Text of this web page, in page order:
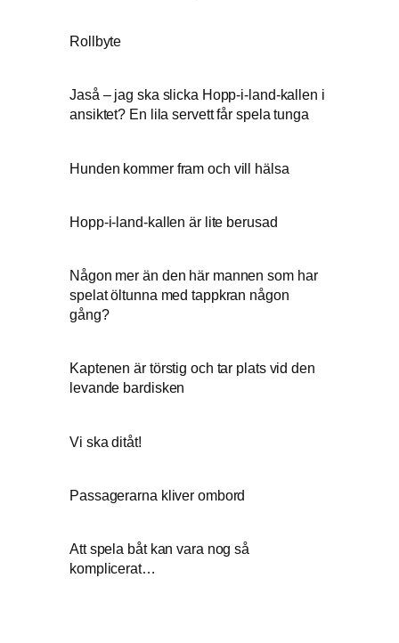
Rollbyte
Jaså – jag ska slicka Hopp-i-land-kallen i
ansiktet? En lila servett får spela tunga
Hunden kommer fram och vill hälsa
Hopp-i-land-kallen är lite berusad
Någon mer än den här mannen som har
spelat öltunna med tappkran någon
gång?
Kaptenen är törstig och tar plats vid den
levande bardisken
Vi ska ditåt!
Passagerarna kliver ombord
Att spela båt kan vara nog så
komplicerat…